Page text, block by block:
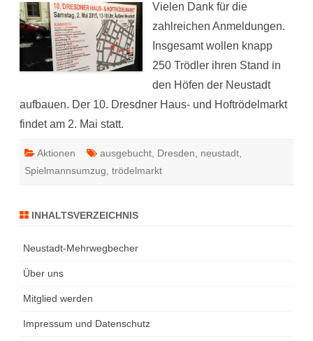
Vielen Dank für die
zahlreichen Anmeldungen.
Insgesamt wollen knapp
250 Trödler ihren Stand in
den Höfen der Neustadt
aufbauen. Der 10. Dresdner Haus- und Hoftrödelmarkt
findet am 2. Mai statt.
Aktionen ausgebucht, Dresden, neustadt,
Spielmannsumzug, trödelmarkt
INHALTSVERZEICHNIS
Neustadt-Mehrwegbecher
Über uns
Mitglied werden
Impressum und Datenschutz